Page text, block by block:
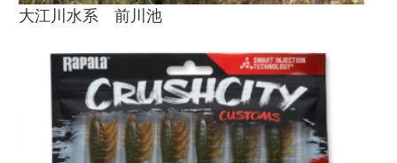
大江川水系 前川池